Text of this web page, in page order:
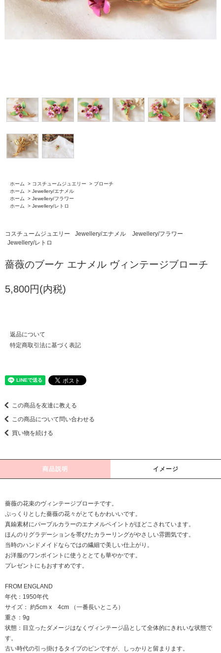
ホーム > コスチュームジュエリー > ブローチ
ホーム
> Jewellery/エナメル
ホーム
> Jewellery/フラワー
ホーム
> Jewellery/レトロ
コスチュームジュエリー Jewellery/エナメル
Jewellery/フラワー
Jewellery/レトロ
薔薇のブーケ エナメル ヴィンテージブローチ
5,800円(内税)
返品について
特定商取引法に基づく表記
この商品を友達に教える
この商品について問い合わせる
買い物を続ける
商品説明 イメージ
薔薇の花束のヴィンテージブローチです。
ぷっくりとした薔薇の花々がとてもかわいいです。
真鍮素材にパープルカラーのエナメルペイントがほどこされています。
ほんのりグラデーションを帯びたカラーリングがやさしい雰囲気です。
当時のハンドメイドならではの繊細で美しい仕上がり。
お洋服のワンポイントに使うととても華やかです。
プレゼントにもおすすめです。
FROM ENGLAND
年代：1950年代
サイズ： 約5cm x 4cm （一番長いところ）
重さ：9g
状態：目立ったダメージはなくヴィンテージ品として全体的にきれいな状態で
す。
古い時代の引っ掛けるタイプのピンですが、しっかりと留まります。